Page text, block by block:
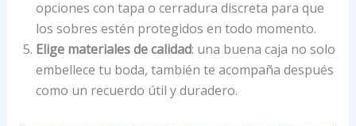
opciones con tapa o cerradura discreta para que
los sobres estén protegidos en todo momento.
Elige materiales de calidad: una buena caja no solo
embellece tu boda, también te acompaña después
como un recuerdo útil y duradero.